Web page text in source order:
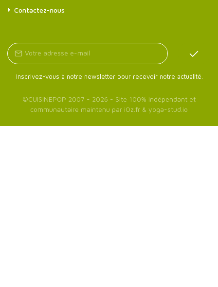
Contactez-nous
Inscrivez-vous à notre newsletter pour recevoir notre actualité.
©CUISINEPOP 2007 - 2026 - Site 100% indépendant et
communautaire maintenu par iOz.fr & yoga-stud.io